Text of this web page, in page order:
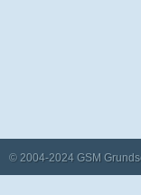
© 2004-2024 GSM